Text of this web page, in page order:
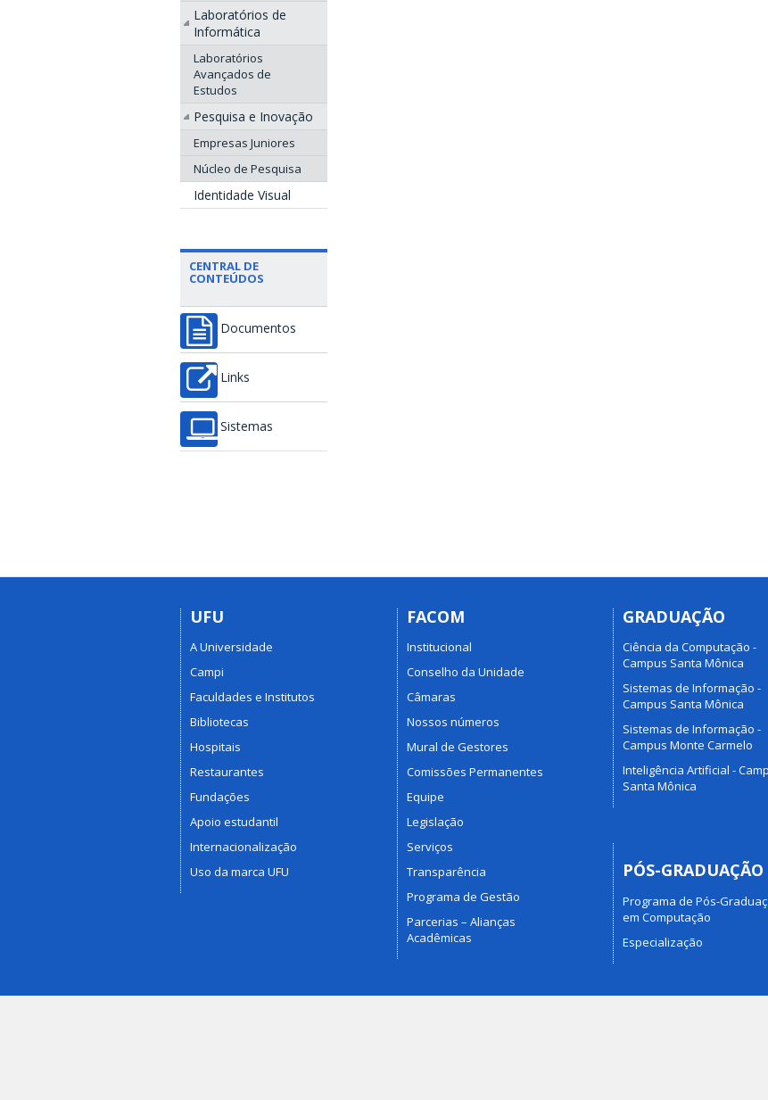
Laboratórios de
Informática
Laboratórios
Avançados de
Estudos
Pesquisa e Inovação
Empresas Juniores
Núcleo de Pesquisa
Identidade Visual
CENTRAL DE
CONTEÚDOS
Documentos
Links
Sistemas
UFU
A Universidade
Campi
Faculdades e Institutos
Bibliotecas
Hospitais
Restaurantes
Fundações
Apoio estudantil
Internacionalização
Uso da marca UFU
FACOM
Institucional
Conselho da Unidade
Câmaras
Nossos números
Mural de Gestores
Comissões Permanentes
Equipe
Legislação
Serviços
Transparência
Programa de Gestão
Parcerias – Alianças
Acadêmicas
GRADUAÇÃO
Ciência da Computação -
Campus Santa Mônica
Sistemas de Informação -
Campus Santa Mônica
Sistemas de Informação -
Campus Monte Carmelo
Inteligência Artificial -
Santa Mônica
PÓS-GRADUAÇÃO
Programa de Pós-
em Computação
Especialização